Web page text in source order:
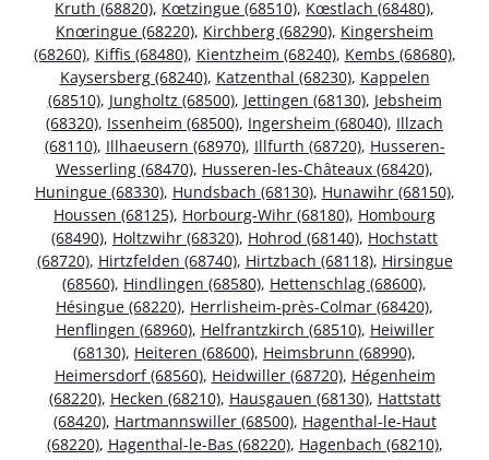
Kruth (68820), Kœtzingue (68510), Kœstlach (68480),
Knœringue (68220), Kirchberg (68290), Kingersheim
(68260), Kiffis (68480), Kientzheim (68240), Kembs (68680),
Kaysersberg (68240), Katzenthal (68230), Kappelen
(68510), Jungholtz (68500), Jettingen (68130), Jebsheim
(68320), Issenheim (68500), Ingersheim (68040), Illzach
(68110), Illhaeusern (68970), Illfurth (68720), Husseren-
Wesserling (68470), Husseren-les-Châteaux (68420),
Huningue (68330), Hundsbach (68130), Hunawihr (68150),
Houssen (68125), Horbourg-Wihr (68180), Hombourg
(68490), Holtzwihr (68320), Hohrod (68140), Hochstatt
(68720), Hirtzfelden (68740), Hirtzbach (68118), Hirsingue
(68560), Hindlingen (68580), Hettenschlag (68600),
Hésingue (68220), Herrlisheim-près-Colmar (68420),
Henflingen (68960), Helfrantzkirch (68510), Heiwiller
(68130), Heiteren (68600), Heimsbrunn (68990),
Heimersdorf (68560), Heidwiller (68720), Hégenheim
(68220), Hecken (68210), Hausgauen (68130), Hattstatt
(68420), Hartmannswiller (68500), Hagenthal-le-Haut
(68220), Hagenthal-le-Bas (68220), Hagenbach (68210),